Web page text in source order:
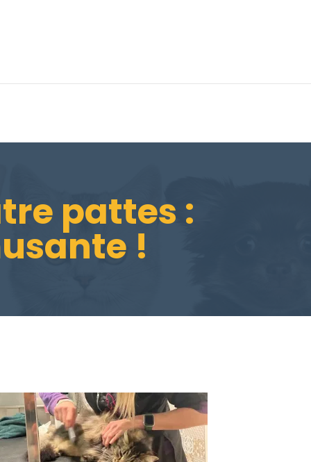
pattes :
!